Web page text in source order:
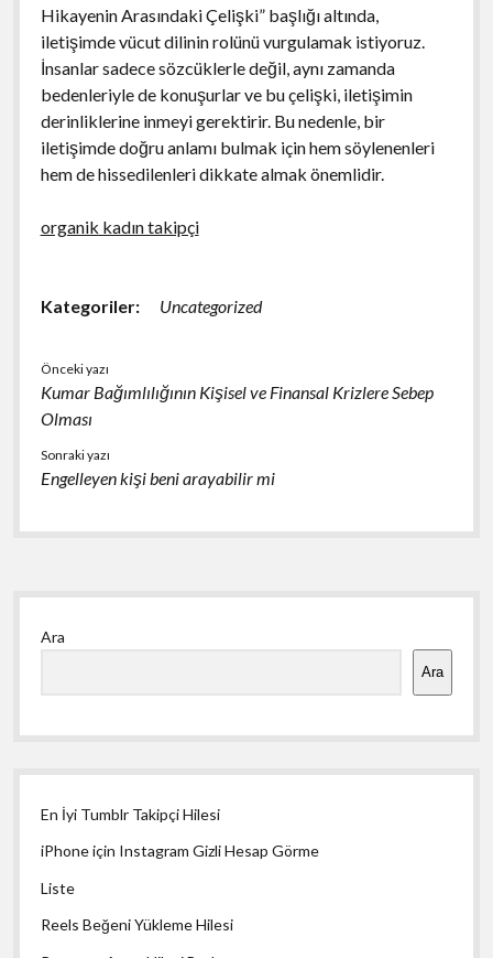
Hikayenin Arasındaki Çelişki” başlığı altında,
iletişimde vücut dilinin rolünü vurgulamak istiyoruz.
İnsanlar sadece sözcüklerle değil, aynı zamanda
bedenleriyle de konuşurlar ve bu çelişki, iletişimin
derinliklerine inmeyi gerektirir. Bu nedenle, bir
iletişimde doğru anlamı bulmak için hem söylenenleri
hem de hissedilenleri dikkate almak önemlidir.
organik kadın takipçi
Kategoriler: Uncategorized
Önceki yazı
Kumar Bağımlılığının Kişisel ve Finansal Krizlere Sebep
Olması
Sonraki yazı
Engelleyen kişi beni arayabilir mi
Yan
Menü
Ara
Ara
En İyi Tumblr Takipçi Hilesi
iPhone için Instagram Gizli Hesap Görme
Liste
Reels Beğeni Yükleme Hilesi